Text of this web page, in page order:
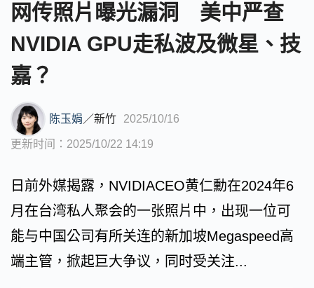
网传照片曝光漏洞 美中严查
NVIDIA GPU走私波及微星、技
嘉？
陈玉娟 ／新竹 2025/10/16
更新时间：2025/10/22 14:19
日前外媒揭露，NVIDIACEO黄仁勳在2024年6
月在台湾私人聚会的一张照片中，出现一位可
能与中国公司有所关连的新加坡Megaspeed高
端主管，掀起巨大争议，同时受关注...